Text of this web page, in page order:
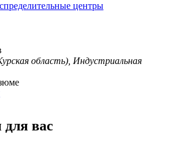
центры
область), Индустриальная
вас